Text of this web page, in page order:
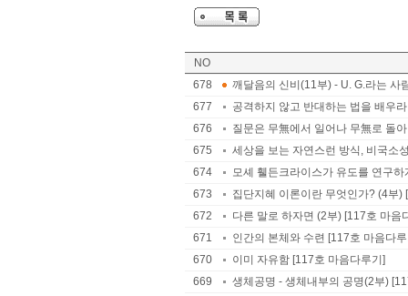
NO
678
깨달음의 신비(11부) - U. G.라는 사
677
공격하지 않고 반대하는 법을 배우
676
질문은 무無에서 일어나 무無로 돌
675
세상을 보는 자연스런 방식, 비국소
674
모셰 휄든크라이스가 유도를 연구
673
집단지혜 이론이란 무엇인가? (4부)
672
다른 말로 하자면 (2부) [117호 마음
671
인간의 본체와 수련 [117호 마음다
670
이미 자유함 [117호 마음다루기]
669
생체공명 - 생체내부의 공명(2부)